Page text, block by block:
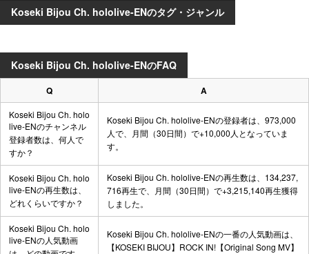
Koseki Bijou Ch. hololive-ENのタグ・ジャンル
Koseki Bijou Ch. hololive-ENのFAQ
Q A
Koseki Bijou Ch. holo
live-ENのチャンネル
登録者数は、何人で
すか？
Koseki Bijou Ch. hololive-ENの登録者は、973,000
人で、月間（30日間）で+10,000人となっていま
す。
Koseki Bijou Ch. holo
live-ENの再生数は、
どれくらいですか？
Koseki Bijou Ch. hololive-ENの再生数は、134,237,
716再生で、月間（30日間）で+3,215,140再生獲得
しました。
Koseki Bijou Ch. holo
live-ENの人気動画
Koseki Bijou Ch. hololive-ENの一番の人気動画は、
【KOSEKI BIJOU】ROCK IN!【Original Song MV】